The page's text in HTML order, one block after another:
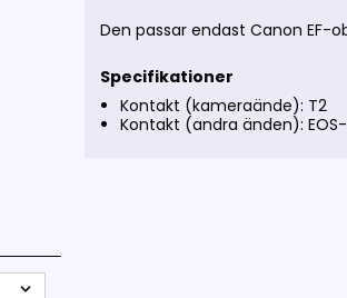
Den passar endast Canon EF-
Specifikationer
Kontakt (kameraände): T2
Kontakt (andra änden):